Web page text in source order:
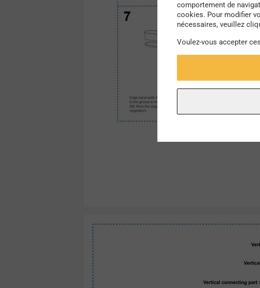
comportement de
cookies. Pour modifier
nécessaires, veuillez
Voulez-vous accepter